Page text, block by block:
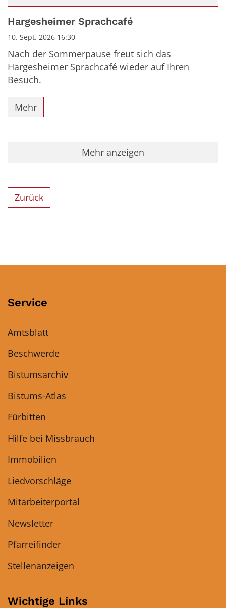
Datum: 10. September 2026
Hargesheimer Sprachcafé
10. Sept. 2026 16:30
Nach der Sommerpause freut sich das
Hargesheimer Sprachcafé wieder auf Ihren
Besuch.
Mehr
Mehr anzeigen
Zurück
Service
Amtsblatt
Beschwerde
Bistumsarchiv
Bistums-Atlas
Fürbitten
Hilfe bei Missbrauch
Immobilien
Liedvorschläge
Mitarbeiterportal
Newsletter
Pfarreifinder
Stellenanzeigen
Wichtige Links